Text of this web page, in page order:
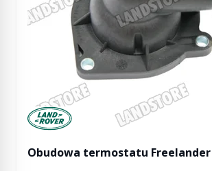
Manufactured by Land rover
Obudowa termostatu Freelander